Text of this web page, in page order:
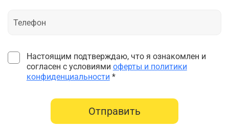
Настоящим подтверждаю, что я ознакомлен и
согласен с условиями оферты и политики
конфиденциальности *
Отправить